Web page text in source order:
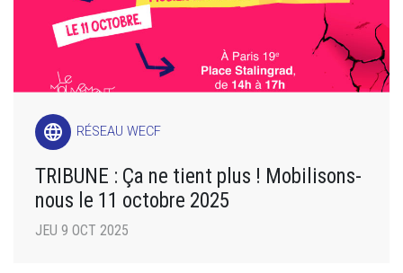
language RÉSEAU WECF
TRIBUNE : Ça ne tient plus ! Mobilisons-
nous le 11 octobre 2025
JEU 9 OCT 2025